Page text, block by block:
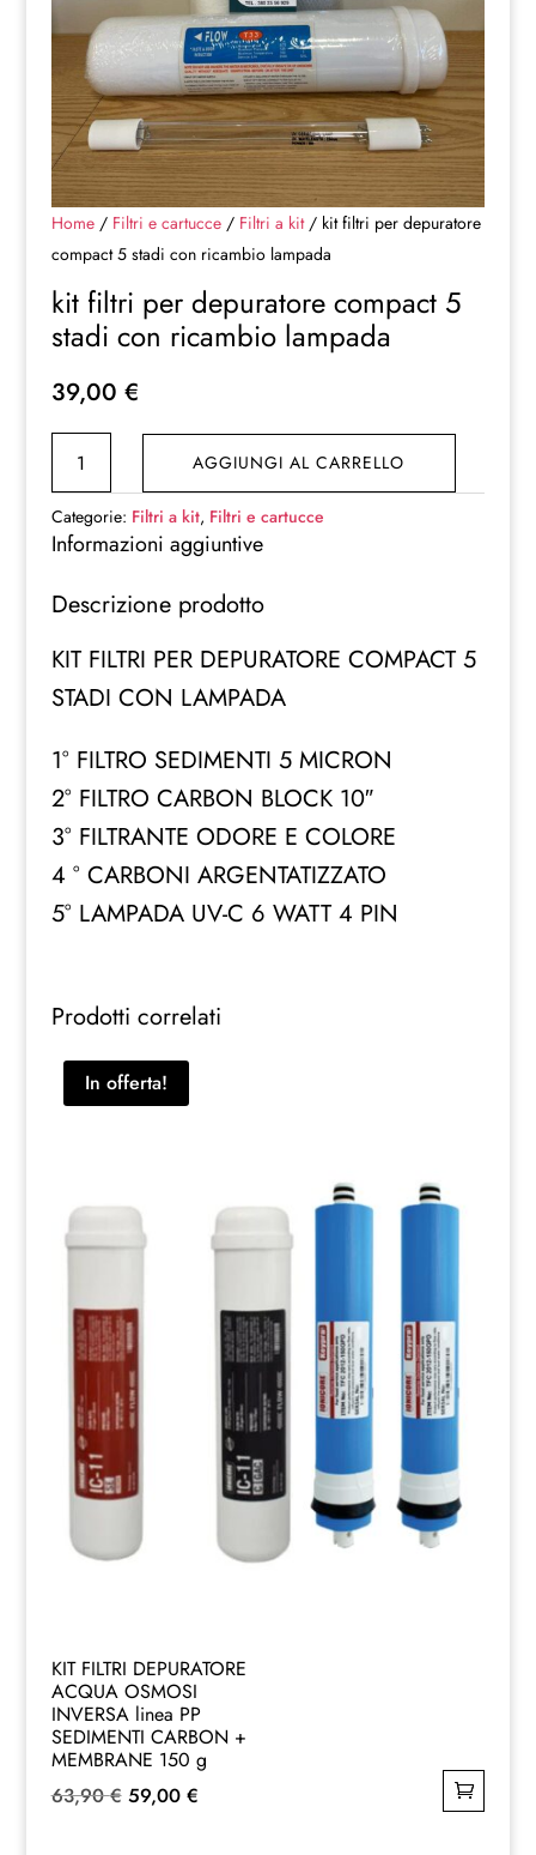
Home/ Filtri e cartucce/ Filtri a kit/ kit filtri per depuratore
compact 5 stadi con ricambio lampada
kit filtri per depuratore compact 5
stadi con ricambio lampada
39,00 €
filtri
per
depuratore
5
con
ricambio
quantità
AGGIUNGI AL CARRELLO
Categorie: Filtri a kit, Filtri e cartucce
Informazioni aggiuntive
Descrizione prodotto
KIT FILTRI PER DEPURATORE COMPACT 5
STADI CON LAMPADA
1° FILTRO SEDIMENTI 5 MICRON
2° FILTRO CARBON BLOCK 10″
3° FILTRANTE ODORE E COLORE
4 ° CARBONI ARGENTATIZZATO
5° LAMPADA UV-C 6 WATT 4 PIN
Prodotti correlati
In offerta!
KIT FILTRI DEPURATORE
ACQUA OSMOSI
INVERSA linea PP
SEDIMENTI CARBON +
MEMBRANE 150 g
63,90€ Il
59,00 €Il